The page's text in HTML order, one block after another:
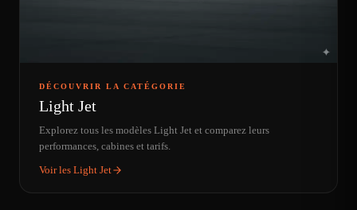
DÉCOUVRIR LA CATÉGORIE
Light Jet
Explorez tous les modèles Light Jet et comparez leurs
performances, cabines et tarifs.
Voir les Light Jet